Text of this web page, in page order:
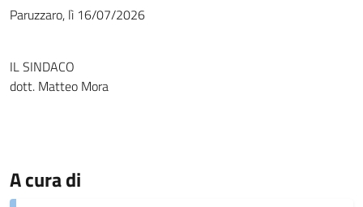
Paruzzaro, lì 16/07/2026
IL SINDACO
dott. Matteo Mora
A cura di